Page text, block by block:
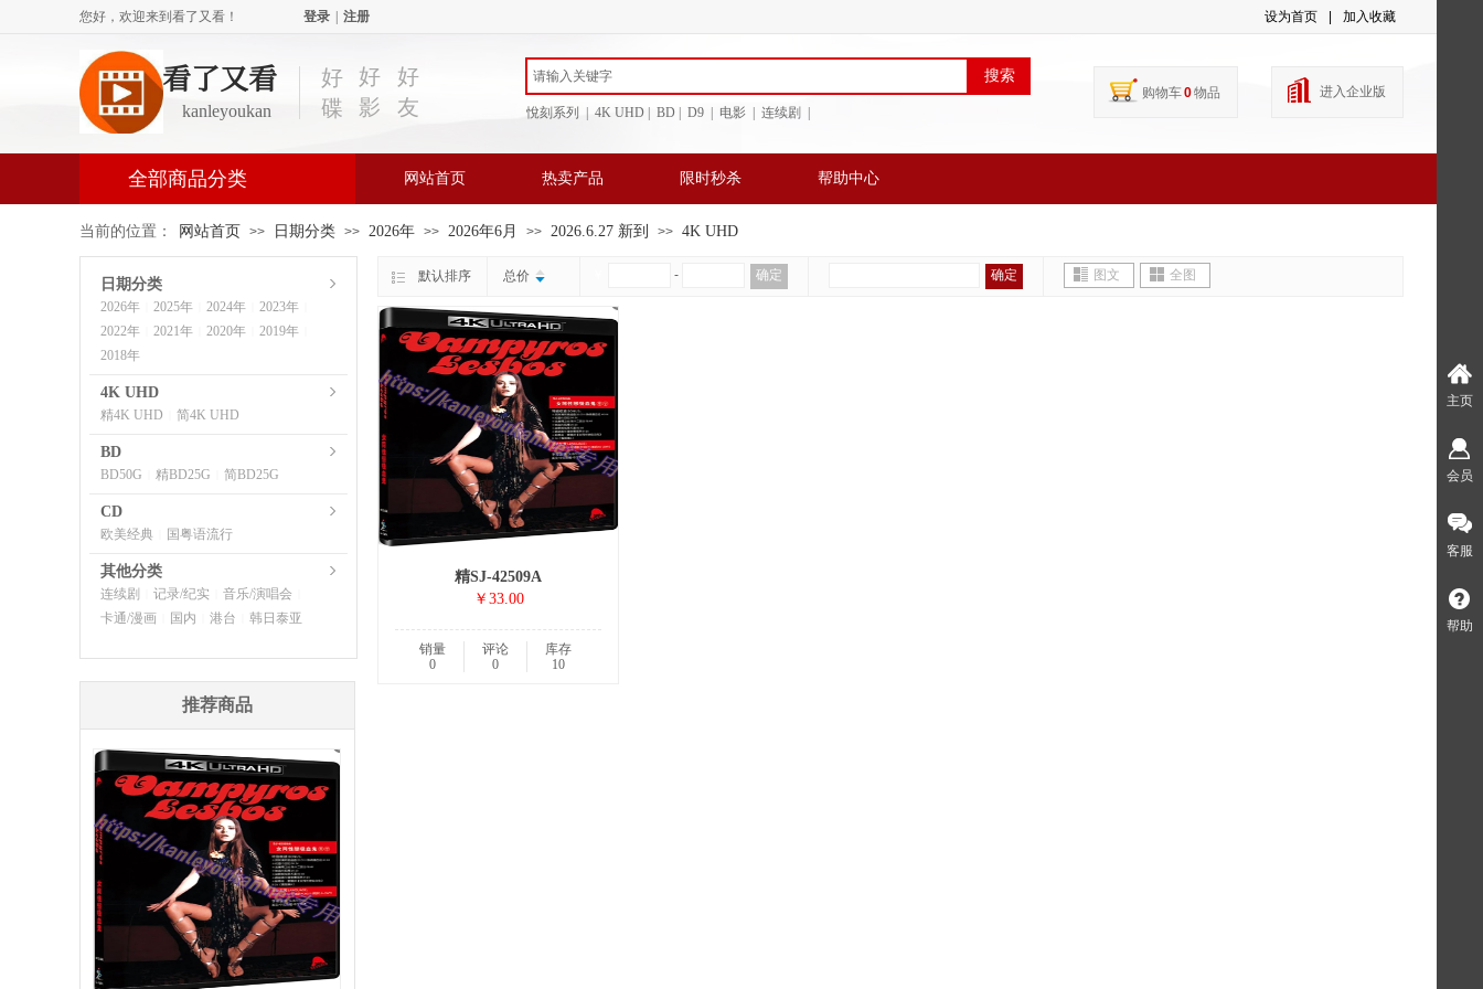
您好，欢迎来到看了又看！ 登录 注册 设为首页 加入收藏
好
碟
好
影
好
友
悅刻系列 | 4K UHD | BD | D9 | 电影 | 连续剧 |
购物车0物品 进入企业版
看了又看
kanleyoukan
搜索
全部商品分类 网站首页 热卖产品 限时秒杀 帮助中心
当前的位置： 网站首页 >> 日期分类 >> 2026年 >> 2026年6月 >> 2026.6.27 新到 >> 4K UHD
默认排序 总价 - 确定 确定 图文 全图
精SJ-42509A
￥33.00
销量
0
评论
0
库存
10
日期分类
2026年 2025年 2024年 2023年
2022年 2021年 2020年 2019年
2018年
4K UHD
精4K UHD 简4K UHD
BD
BD50G 精BD25G 简BD25G
CD
欧美经典 国粤语流行
其他分类
连续剧 记录/纪实 音乐/演唱会
卡通/漫画 国内 港台 韩日泰亚
推荐商品
主页
会员
客服
帮助